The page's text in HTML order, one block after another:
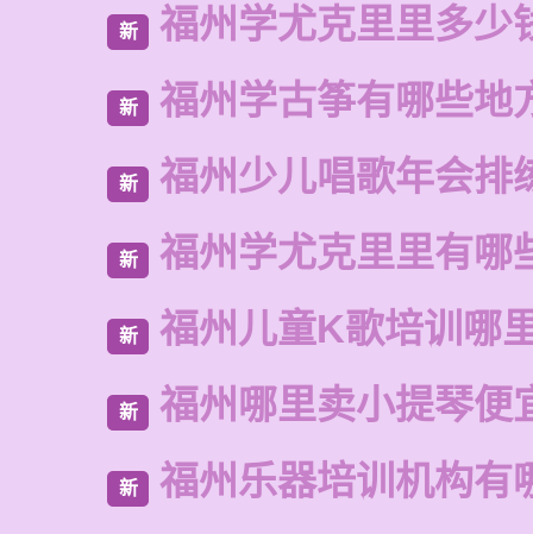
新 福州学尤克里里多少
新 福州学古筝有哪些地
新 福州少儿唱歌年会排
新 福州学尤克里里有哪
新 福州儿童K歌培训哪
新 福州哪里卖小提琴便
新 福州乐器培训机构有